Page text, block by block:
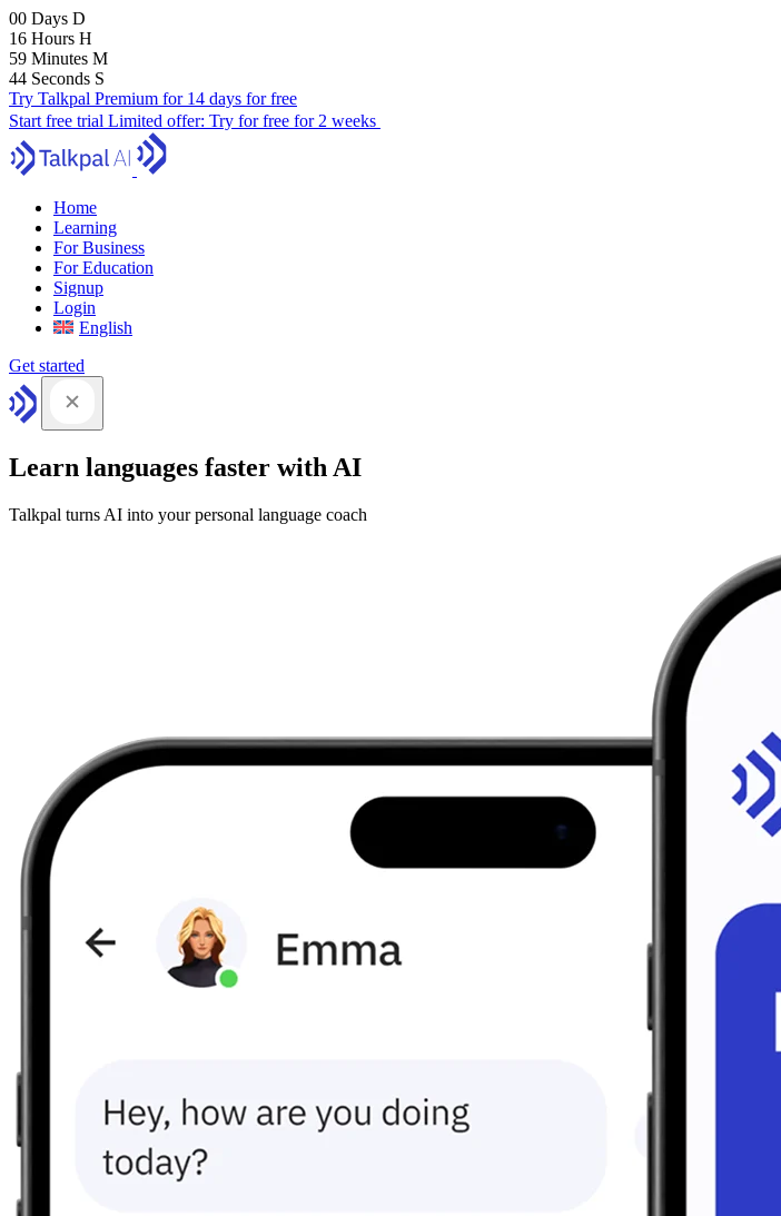
00 Days D
16 Hours H
59 Minutes M
43 Seconds S
Try Talkpal Premium for 14 days for free
Start free trial Limited offer: Try for free for 2 weeks
Home
Learning
For Business
For Education
Signup
Login
English
Get started
Learn languages faster with AI
Talkpal turns AI into your personal language coach